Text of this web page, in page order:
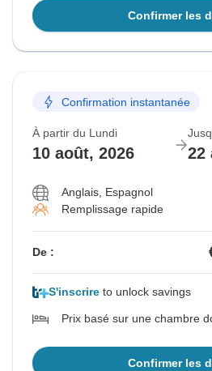
Confirmer les
Confirmation instantanée
À partir du Lundi
10 août, 2026 22
Anglais, Espagnol
Remplissage rapide
De :
S'inscrire to unlock savings
Prix basé sur une chambre
Confirmer les